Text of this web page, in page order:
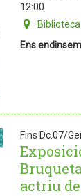
12:00
Ens
Fins Dc.07/
actriu